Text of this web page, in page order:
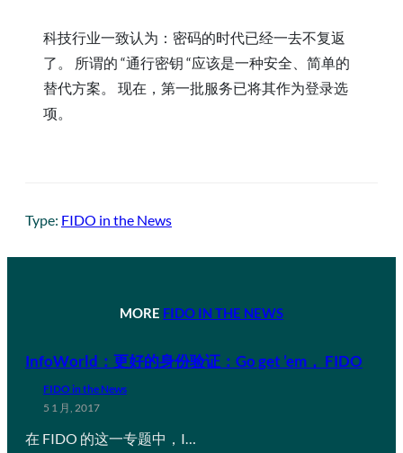
科技行业一致认为：密码的时代已经一去不复返
了。 所谓的 “通行密钥 “应该是一种安全、简单的
替代方案。 现在，第一批服务已将其作为登录选
项。
Type: FIDO in the News
MORE FIDO IN THE NEWS
InfoWorld：更好的身份验证：Go get ’em， FIDO
FIDO in the News
5 1 月, 2017
在 FIDO 的这一专题中，I…